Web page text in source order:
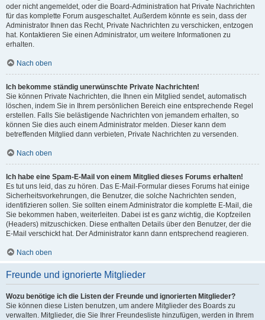
oder nicht angemeldet, oder die Board-Administration hat Private Nachrichten
für das komplette Forum ausgeschaltet. Außerdem könnte es sein, dass der
Administrator Ihnen das Recht, Private Nachrichten zu verschicken, entzogen
hat. Kontaktieren Sie einen Administrator, um weitere Informationen zu
erhalten.
Nach oben
Ich bekomme ständig unerwünschte Private Nachrichten!
Sie können Private Nachrichten, die Ihnen ein Mitglied sendet, automatisch
löschen, indem Sie in Ihrem persönlichen Bereich eine entsprechende Regel
erstellen. Falls Sie belästigende Nachrichten von jemandem erhalten, so
können Sie dies auch einem Administrator melden. Dieser kann dem
betreffenden Mitglied dann verbieten, Private Nachrichten zu versenden.
Nach oben
Ich habe eine Spam-E-Mail von einem Mitglied dieses Forums erhalten!
Es tut uns leid, das zu hören. Das E-Mail-Formular dieses Forums hat einige
Sicherheitsvorkehrungen, die Benutzer, die solche Nachrichten senden,
identifizieren sollen. Sie sollten einem Administrator die komplette E-Mail, die
Sie bekommen haben, weiterleiten. Dabei ist es ganz wichtig, die Kopfzeilen
(Headers) mitzuschicken. Diese enthalten Details über den Benutzer, der die
E-Mail verschickt hat. Der Administrator kann dann entsprechend reagieren.
Nach oben
Freunde und ignorierte Mitglieder
Wozu benötige ich die Listen der Freunde und ignorierten Mitglieder?
Sie können diese Listen benutzen, um andere Mitglieder des Boards zu
verwalten. Mitglieder, die Sie Ihrer Freundesliste hinzufügen, werden in Ihrem